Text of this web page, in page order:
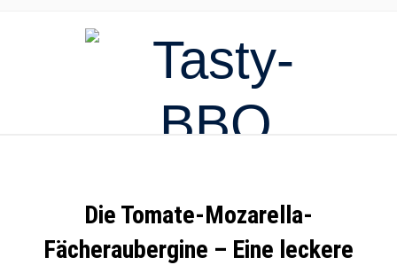
Die Tomate-Mozarella-
Fächeraubergine – Eine leckere